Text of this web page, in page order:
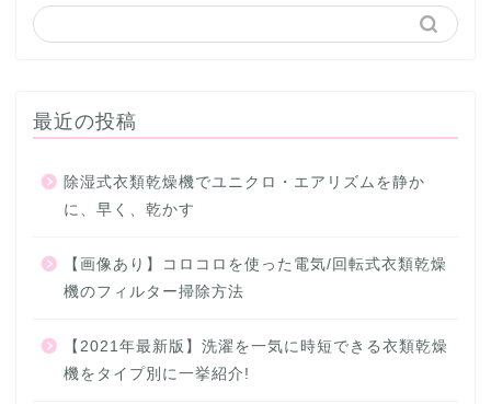
最近の投稿
除湿式衣類乾燥機でユニクロ・エアリズムを静か
に、早く、乾かす
【画像あり】コロコロを使った電気/回転式衣類乾燥
機のフィルター掃除方法
【2021年最新版】洗濯を一気に時短できる衣類乾燥
機をタイプ別に一挙紹介!